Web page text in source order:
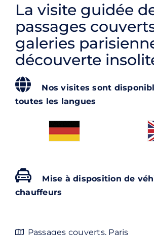
Blog
Contact
Rechercher:
La visite guidée
passages
galeries
découverte
Nos visites sont
toutes les langues
Mise à disposition de
chauffeurs
Passages couverts, Paris